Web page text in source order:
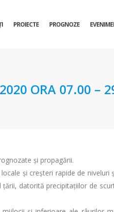
PROIECTE PROGNOZE
ORA 07.00 –
şi propagării.
şi creşteri rapide de niveluri
datorită precipitațiilor de